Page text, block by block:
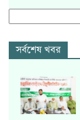
সর্বশেষ খবর